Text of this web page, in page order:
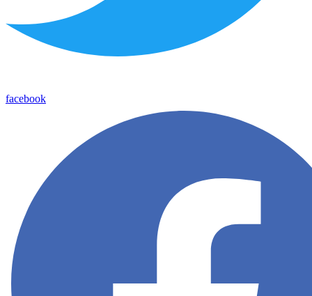
facebook